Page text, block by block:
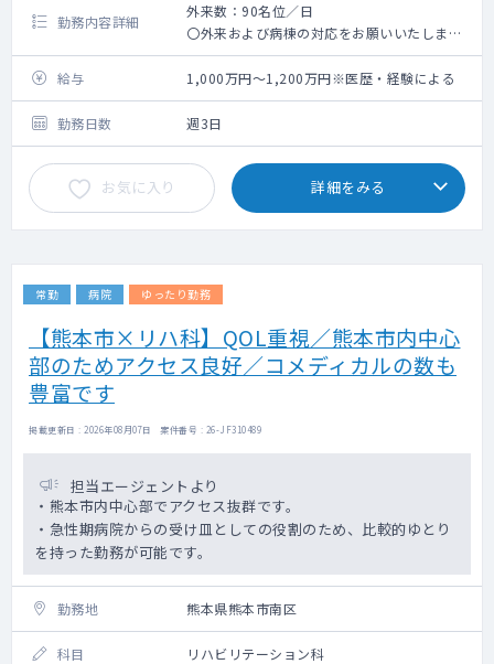
勤務内容詳細
外来数：90名位／日
〇外来および病棟の対応をお願いいたしま
す。
〇統合失調症、うつ、認知症の患者の割合が
多いです。
給与 1,000万円～1,200万円※医歴・経験による
勤務日数 週3日
お気に入り 詳細をみる
常勤 病院 ゆったり勤務
【熊本市×リハ科】QOL重視／熊本市内中心
部のためアクセス良好／コメディカルの数も
豊富です
掲載更新日 : 2026年08月07日 案件番号 : 26-JF310489
担当エージェントより
・熊本市内中心部でアクセス抜群です。
・急性期病院からの受け皿としての役割のため、比較的ゆとり
を持った勤務が可能です。
勤務地 熊本県熊本市南区
科目 リハビリテーション科